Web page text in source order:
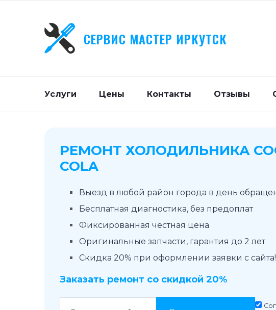
СЕРВИС МАСТЕР ИРКУТСК
Услуги Цены Контакты Отзывы
РЕМОНТ ХОЛОДИЛЬНИКА
COLA
Выезд в любой район города в день
Бесплатная диагностика, без предоплат
Фиксированная честная цена
Оригинальные запчасти, гарантия до 2 лет
Скидка 20% при оформлении заявки с сайта!
Заказать ремонт со скидкой 20%